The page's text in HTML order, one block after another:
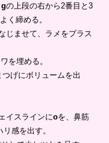
gの上段の右から2番目と3
く締める。
じませて、ラメをプラス
を埋める。
げにボリュームを出
イスラインにoを、鼻筋
感を出す。